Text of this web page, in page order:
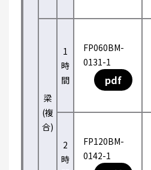
梁
(複
合)
1
時
間
FP060BM-
0131-1
pdf
2
時
FP120BM-
0142-1